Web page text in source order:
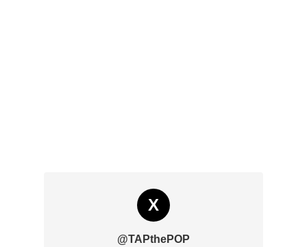
X
@TAPthePOP